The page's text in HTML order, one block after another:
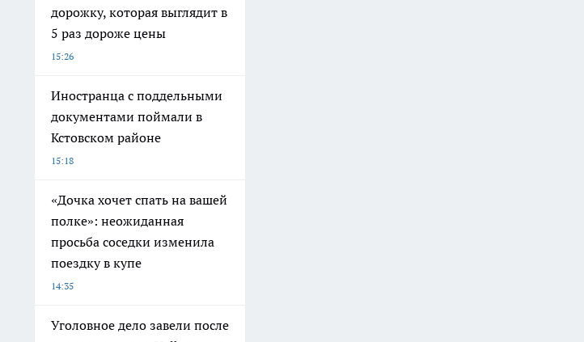
дорожку, которая выглядит в
5 раз дороже цены
15:26
Иностранца с поддельными
документами поймали в
Кстовском районе
15:18
«Дочка хочет спать на вашей
полке»: неожиданная
просьба соседки изменила
поездку в купе
14:35
Уголовное дело завели после